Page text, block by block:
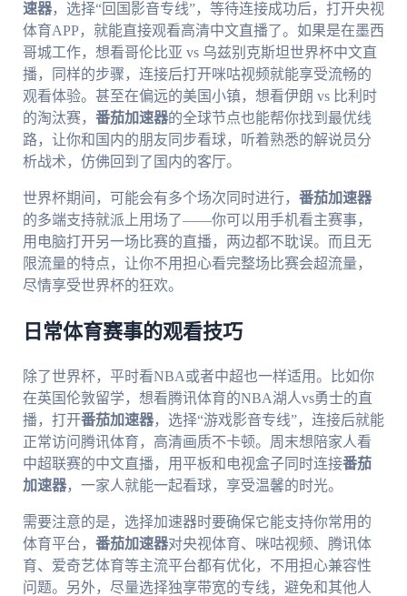
速器，选择“回国影音专线”，等待连接成功后，打开央视
体育APP，就能直接观看高清中文直播了。如果是在墨西
哥城工作，想看哥伦比亚 vs 乌兹别克斯坦世界杯中文直
播，同样的步骤，连接后打开咪咕视频就能享受流畅的
观看体验。甚至在偏远的美国小镇，想看伊朗 vs 比利时
的淘汰赛， 番茄加速器的全球节点也能帮你找到最优线
路，让你和国内的朋友同步看球，听着熟悉的解说员分
析战术，仿佛回到了国内的客厅。
世界杯期间，可能会有多个场次同时进行， 番茄加速器
的多端支持就派上用场了——你可以用手机看主赛事，
用电脑打开另一场比赛的直播，两边都不耽误。而且无
限流量的特点，让你不用担心看完整场比赛会超流量，
尽情享受世界杯的狂欢。
日常体育赛事的观看技巧
除了世界杯，平时看NBA或者中超也一样适用。比如你
在英国伦敦留学，想看腾讯体育的NBA湖人vs勇士的直
播，打开番茄加速器，选择“游戏影音专线”，连接后就能
正常访问腾讯体育，高清画质不卡顿。周末想陪家人看
中超联赛的中文直播，用平板和电视盒子同时连接番茄
加速器，一家人就能一起看球，享受温馨的时光。
需要注意的是，选择加速器时要确保它能支持你常用的
体育平台， 番茄加速器对央视体育、咪咕视频、腾讯体
育、爱奇艺体育等主流平台都有优化，不用担心兼容性
问题。另外，尽量选择独享带宽的专线，避免和其他人